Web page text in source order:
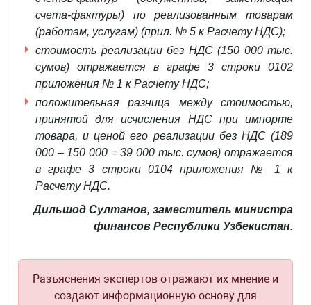
счета-фактуры) по реализованным товарам
(работам, услугам) (прил. № 5 к Расчету НДС);
стоимость реализации без НДС (150 000 тыс.
сумов) отражается в графе 3 строки 0102
приложения № 1 к Расчету НДС;
положительная разница между стоимостью,
принятой для исчисления НДС при импорте
товара, и ценой его реализации без НДС (189
000 – 150 000 = 39 000 тыс. сумов) отражается
в графе 3 строки 0104 приложения № 1 к
Расчету НДС.
Дильшод Султанов, заместитель министра
финансов Республики Узбекистан.
Разъяснения экспертов отражают их мнение и
создают информационную основу для